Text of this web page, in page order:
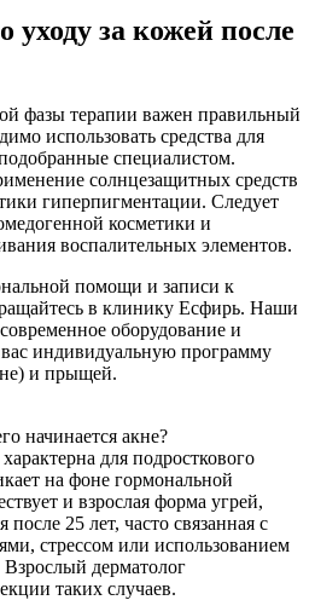
уходу за кожей после
фазы терапии важен правильный
использовать средства для
специалистом.
солнцезащитных средств
гиперпигментации. Следует
косметики и
воспалительных элементов.
помощи и записи к
в клинику Есфирь. Наши
оборудование и
индивидуальную программу
и прыщей.
начинается акне?
для подросткового
на фоне гормональной
и взрослая форма угрей,
после 25 лет, часто связанная с
стрессом или использованием
дерматолог
таких случаев.